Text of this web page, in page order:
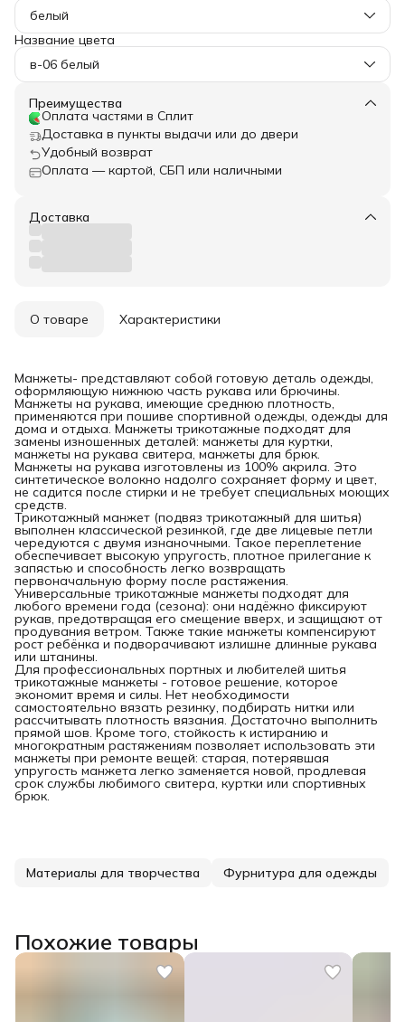
белый
Название цвета
в-06 белый
Преимущества
Оплата частями в Сплит
Доставка в пункты выдачи или до двери
Удобный возврат
Оплата — картой, СБП или наличными
Доставка
О товаре Характеристики
Манжеты- представляют собой готовую деталь одежды,
оформляющую нижнюю часть рукава или брючины.
Манжеты на рукава, имеющие среднюю плотность,
применяются при пошиве спортивной одежды, одежды для
дома и отдыха. Манжеты трикотажные подходят для
замены изношенных деталей: манжеты для куртки,
манжеты на рукава свитера, манжеты для брюк.
Манжеты на рукава изготовлены из 100% акрила. Это
синтетическое волокно надолго сохраняет форму и цвет,
не садится после стирки и не требует специальных моющих
средств.
Трикотажный манжет (подвяз трикотажный для шитья)
выполнен классической резинкой, где две лицевые петли
чередуются с двумя изнаночными. Такое переплетение
обеспечивает высокую упругость, плотное прилегание к
запястью и способность легко возвращать
первоначальную форму после растяжения.
Универсальные трикотажные манжеты подходят для
любого времени года (сезона): они надёжно фиксируют
рукав, предотвращая его смещение вверх, и защищают от
продувания ветром. Также такие манжеты компенсируют
рост ребёнка и подворачивают излишне длинные рукава
или штанины.
Для профессиональных портных и любителей шитья
трикотажные манжеты - готовое решение, которое
экономит время и силы. Нет необходимости
самостоятельно вязать резинку, подбирать нитки или
рассчитывать плотность вязания. Достаточно выполнить
прямой шов. Кроме того, стойкость к истиранию и
многократным растяжениям позволяет использовать эти
манжеты при ремонте вещей: старая, потерявшая
упругость манжета легко заменяется новой, продлевая
срок службы любимого свитера, куртки или спортивных
брюк.
Материалы для творчества Фурнитура для одежды
Похожие товары